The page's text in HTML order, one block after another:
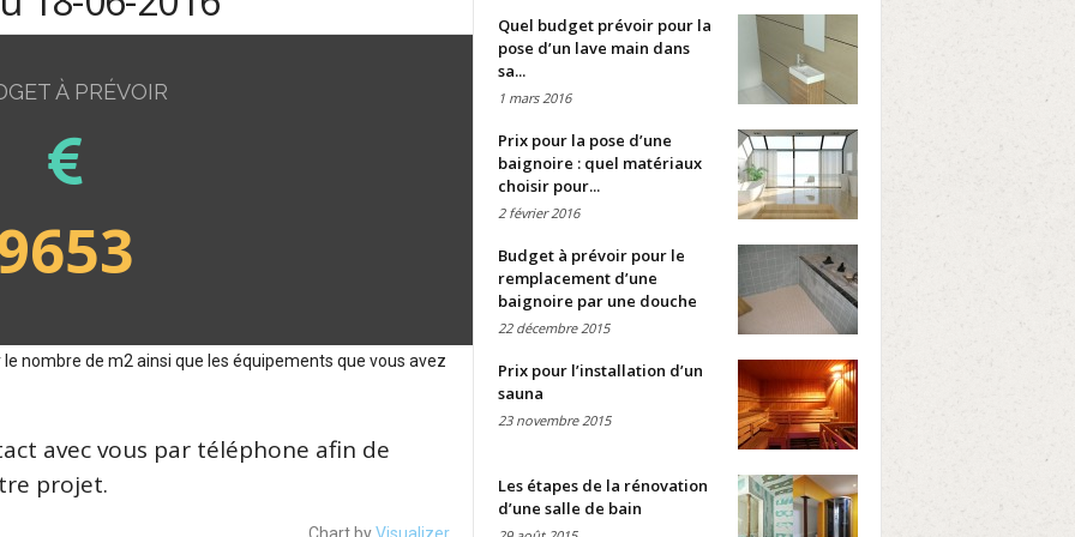
À PRÉVOIR
nombre de m2 ainsi que les équipements que vous avez
avec vous par téléphone afin de
projet.
Chart byVisualizer
Quel budget prévoir pour la
pose d’un lave main dans
sa...
1 mars 2016
Prix pour la pose d’une
baignoire : quel matériaux
choisir pour...
2 février 2016
Budget à prévoir pour le
remplacement d’une
baignoire par une douche
22 décembre 2015
Prix pour l’installation d’un
sauna
23 novembre 2015
Les étapes de la rénovation
d’une salle de bain